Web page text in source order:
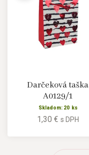
Darčeková taška
A0129/1
Skladom: 20 ks
1,30 € s DPH